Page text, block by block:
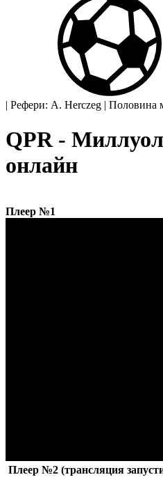
| Рефери: A. Herczeg | Половина
QPR -
онлайн
Плеер №1
Плеер №2 (трансляция